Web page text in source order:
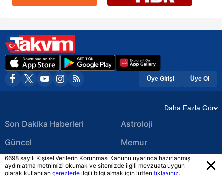
Üye Girişi Üye Ol
Daha Fazla Gör
Son Dakika Haberleri
Güncel
Ekonomi Haberleri
Astroloji
Memur
Yerel Haberler
6698 sayılı Kişisel Verilerin Korunması Kanunu uyarınca hazırlanmış
aydınlatma metnimizi okumak ve sitemizde ilgili mevzuata uygun
olarak kullanılan çerezlerle ilgili bilgi almak için lütfen tıklayınız.